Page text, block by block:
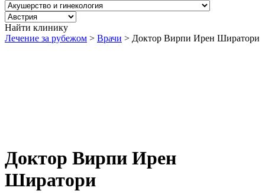
Найти клинику
Лечение за рубежом > Врачи > Доктор Вирпи Ирен Ширатори
Доктор Вирпи Ирен
Ширатори